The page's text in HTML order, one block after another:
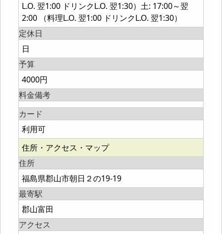
L.O. 翌1:00 ドリンクL.O. 翌1:30）土: 17:00～翌
2:00 （料理L.O. 翌1:00 ドリンクL.O. 翌1:30）
定休日
日
予算
4000円
料金備考
カード
利用可
住所・アクセス・マップ
住所
福島県郡山市朝日２の19-19
最寄駅
郡山富田
アクセス